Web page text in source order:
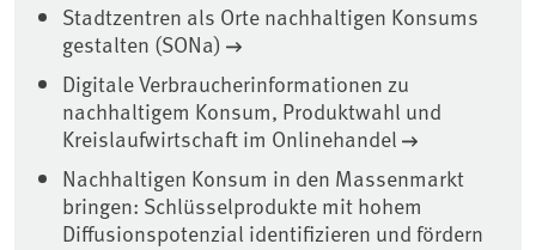
Stadtzentren als Orte nachhaltigen Konsums
gestalten (SONa)
Digitale Verbraucherinformationen zu
nachhaltigem Konsum, Produktwahl und
Kreislaufwirtschaft im Onlinehandel
Nachhaltigen Konsum in den Massenmarkt
bringen: Schlüsselprodukte mit hohem
Diffusionspotenzial identifizieren und fördern